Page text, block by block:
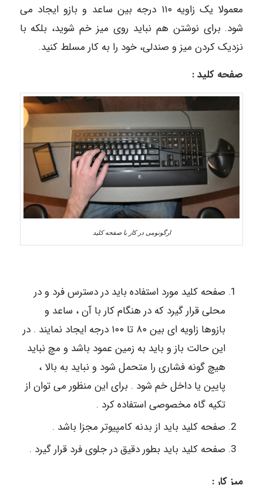
معمولا یک زاویه ۱۱۰ درجه بین ساعد و بازو ایجاد می
شود. برای نوشتن هم نباید روی میز خم شوید، بلکه با
نزدیک کردن میز و صندلی، خود را به کار مسلط کنید.
صفحه کلید :
ارگونومی در کار با صفحه کلید
صفحه کلید مورد استفاده باید در دسترس فرد و در
محلی قرار گیرد که در هنگام کار با آن ، ساعد و
بازوها زاویه ای بین ۸۰ تا ۱۰۰ درجه ایجاد نمایند . در
این حالت باز و باید به زمین عمود باشد و مچ نباید
هیچ گونه فشاری را متحمل شود و نباید به بالا ،
پایین یا داخل خم شود . برای این منظور می توان از
تکیه گاه مخصوصی استفاده کرد .
صفحه کلید باید از بدنه کامپیوتر مجزا باشد .
صفحه کلید باید بطور دقیق در جلوی فرد قرار گیرد .
میز کار :